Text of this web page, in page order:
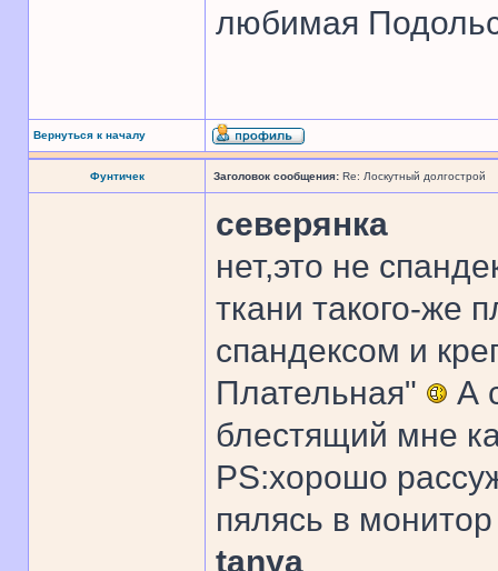
любимая
Вернуться к началу
Фунтичек Заголовок сообщения: Re: Лоскутный долгострой
северянка
нет,это не
ткани такого-же
спандексом и
Плательная"
А
блестящий мне
PS:хорошо
пялясь в
tanya